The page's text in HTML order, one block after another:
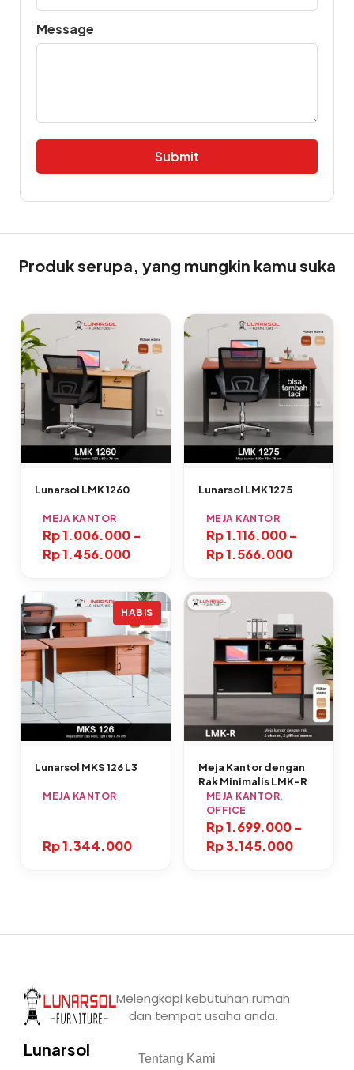
Message
Produk serupa, yang mungkin kamu suka
Lunarsol LMK 1260
MEJA KANTOR
Rp1.006.000–
Rp1.456.000
Lunarsol LMK 1275
MEJA KANTOR
Rp1.116.000 –
Rp1.566.000
HABIS
Lunarsol MKS 126 L3
MEJA KANTOR
Rp1.344.000
Meja Kantor dengan
Rak Minimalis LMK-R
MEJA KANTOR,
OFFICE
Rp1.699.000 –
Rp3.145.000
Melengkapi kebutuhan rumah
dan tempat usaha anda.
Lunarsol Tentang Kami